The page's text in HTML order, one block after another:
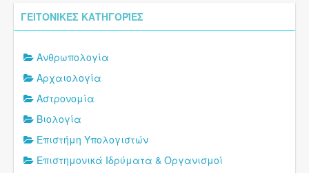
ΓΕΙΤΟΝΙΚΈΣ ΚΑΤΗΓΟΡΊΕΣ
Ανθρωπολογία
Αρχαιολογία
Αστρονομία
Βιολογία
Επιστήμη Υπολογιστών
Επιστημονικά Ιδρύματα & Οργανισμοί